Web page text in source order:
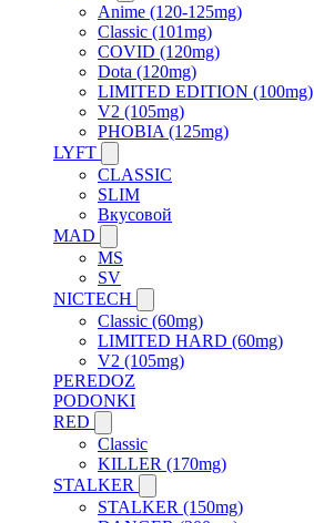
Anime (120-125mg)
Classic (101mg)
COVID (120mg)
Dota (120mg)
LIMITED EDITION (100mg)
V2 (105mg)
PHOBIA (125mg)
LYFT
CLASSIC
SLIM
Вкусовой
MAD
MS
SV
NICTECH
Classic (60mg)
LIMITED HARD (60mg)
V2 (105mg)
PEREDOZ
PODONKI
RED
Classic
KILLER (170mg)
STALKER
STALKER (150mg)